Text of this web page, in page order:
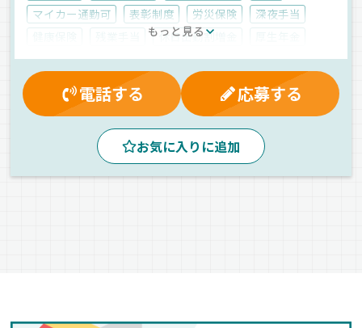
マイカー通勤可
表彰制度 労災保険
深夜手当
休日出勤割増金
有給休暇
交通費支給 雇用保険 入社祝金
賞与
退職金制度
夕方 昼
ドライブレコーダー
拠点多数
危険物
タンクローリー
正社員
もっと見る
電話する 応募する
お気に入りに追加